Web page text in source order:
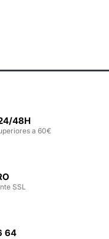
48H
a 60€
SSL
64‬